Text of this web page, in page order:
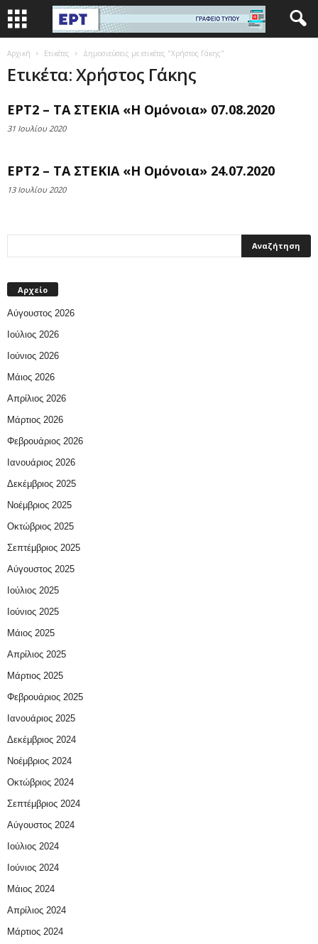
Αρχική Ετικέτες Δημοσιεύσεις με ετικέτες "Χρήστος Γάκης"
Ετικέτα: Χρήστος Γάκης
ΕΡΤ2 – ΤΑ ΣΤΕΚΙΑ «Η Ομόνοια» 07.08.2020
31 Ιουλίου 2020
ΕΡΤ2 – ΤΑ ΣΤΕΚΙΑ «Η Ομόνοια» 24.07.2020
13 Ιουλίου 2020
Αρχείο
Αύγουστος 2026
Ιούλιος 2026
Ιούνιος 2026
Μάιος 2026
Απρίλιος 2026
Μάρτιος 2026
Φεβρουάριος 2026
Ιανουάριος 2026
Δεκέμβριος 2025
Νοέμβριος 2025
Οκτώβριος 2025
Σεπτέμβριος 2025
Αύγουστος 2025
Ιούλιος 2025
Ιούνιος 2025
Μάιος 2025
Απρίλιος 2025
Μάρτιος 2025
Φεβρουάριος 2025
Ιανουάριος 2025
Δεκέμβριος 2024
Νοέμβριος 2024
Οκτώβριος 2024
Σεπτέμβριος 2024
Αύγουστος 2024
Ιούλιος 2024
Ιούνιος 2024
Μάιος 2024
Απρίλιος 2024
Μάρτιος 2024